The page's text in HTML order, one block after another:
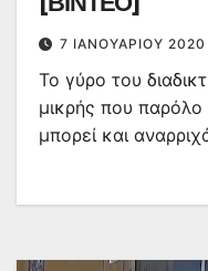
7 ΙΑΝΟΥΑΡΊΟΥ 2020
Το γύρο του
μικρής που παρόλο
μπορεί και